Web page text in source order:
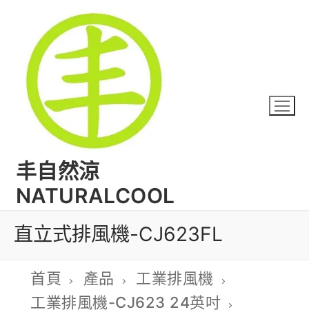
丰自然涼
NATURALCOOL
直立式排風機-CJ623FL
首頁 產品
工業排風機
工業排風機-CJ623 24英吋